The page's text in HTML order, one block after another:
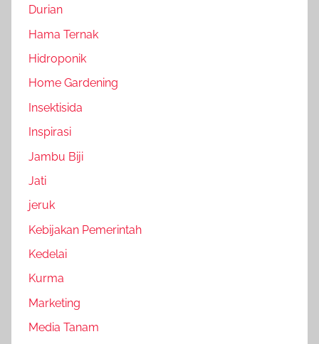
Durian
Hama Ternak
Hidroponik
Home Gardening
Insektisida
Inspirasi
Jambu Biji
Jati
jeruk
Kebijakan Pemerintah
Kedelai
Kurma
Marketing
Media Tanam